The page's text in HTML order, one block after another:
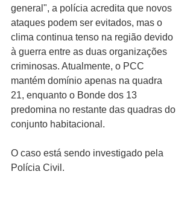
general", a polícia acredita que novos
ataques podem ser evitados, mas o
clima continua tenso na região devido
à guerra entre as duas organizações
criminosas. Atualmente, o PCC
mantém domínio apenas na quadra
21, enquanto o Bonde dos 13
predomina no restante das quadras do
conjunto habitacional.
O caso está sendo investigado pela
Polícia Civil.